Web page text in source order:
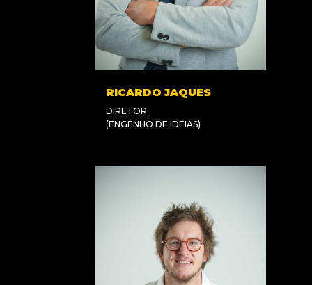
RICARDO JAQUES
DIRETOR
(ENGENHO DE IDEIAS)